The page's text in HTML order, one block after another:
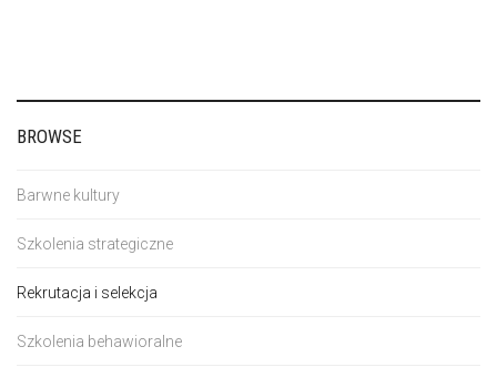
BROWSE
Barwne kultury
Szkolenia strategiczne
Rekrutacja i selekcja
Szkolenia behawioralne